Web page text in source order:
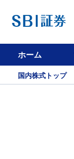
ホーム
国内株式トップ